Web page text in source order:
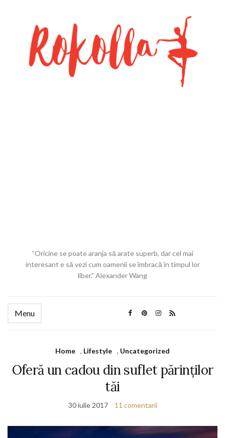
“Oricine se poate aranja să arate superb, dar cel mai
interesant e să vezi cum oamenii se îmbracă în timpul lor
liber.” Alexander Wang
Menu
Home , Lifestyle , Uncategorized
Oferă un cadou din suflet părinților
tăi
30 iulie 2017 11 comentarii